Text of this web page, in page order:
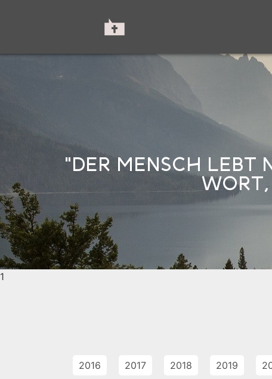
"DER MENSCH LEBT
1
2016 2017 2018 2019